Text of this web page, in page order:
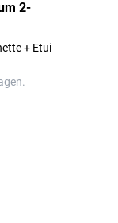
2-
+ Etui